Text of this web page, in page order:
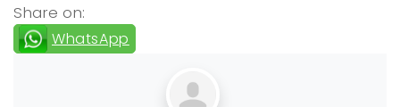
Share on:
WhatsApp